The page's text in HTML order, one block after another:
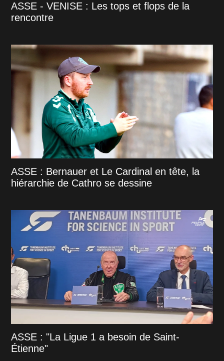
ASSE - VENISE : Les tops et flops de la
rencontre
ASSE : Bernauer et Le Cardinal en tête, la
hiérarchie de Cathro se dessine
ASSE : "La Ligue 1 a besoin de Saint-
Étienne"